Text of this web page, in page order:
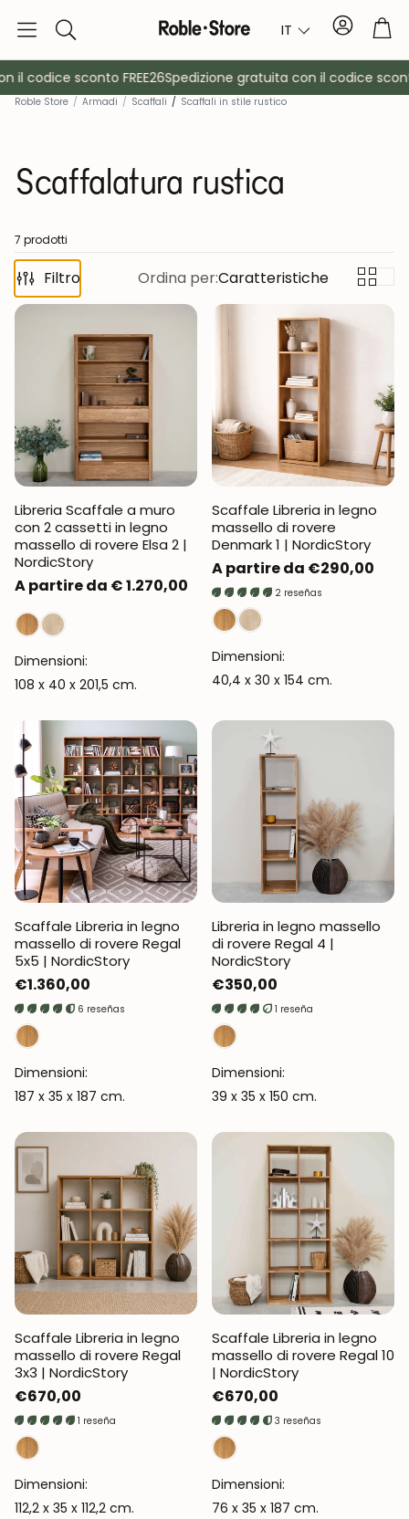
Ricerca IT Conto
Credenze Console
Armadietti
Appendiabiti Mobili
codice sconto FREE26Spedizione gratuita con il codice sconto
Roble Store / Armadi / Scaffali / Scaffali in stile rustico
Scaffalatura rustica
7 prodotti
Filtro Ordina per:Caratteristiche
Libreria Scaffale a muro
con 2 cassetti in legno
massello di rovere Elsa 2 |
NordicStory
Prezzo
normale
A partire da € 1.270,00
Dimensioni:
108 x 40 x 201,5 cm.
Scaffale Libreria in legno
massello di rovere
Denmark 1 | NordicStory
Prezzo
normale
A partire da €290,00
2 reseñas
Dimensioni:
40,4 x 30 x 154 cm.
Scaffale Libreria in legno
massello di rovere Regal
5x5 | NordicStory
Prezzo
normale
€1.360,00
6 reseñas
Dimensioni:
187 x 35 x 187 cm.
Libreria in legno massello
di rovere Regal 4 |
NordicStory
Prezzo
normale
€350,00
1 reseña
Dimensioni:
39 x 35 x 150 cm.
Scaffale Libreria in legno
massello di rovere Regal
3x3 | NordicStory
Prezzo
normale
€670,00
1 reseña
Dimensioni:
112,2 x 35 x 112,2 cm.
Scaffale Libreria in legno
massello di rovere Regal 10
| NordicStory
Prezzo
normale
€670,00
3 reseñas
Dimensioni:
76 x 35 x 187 cm.